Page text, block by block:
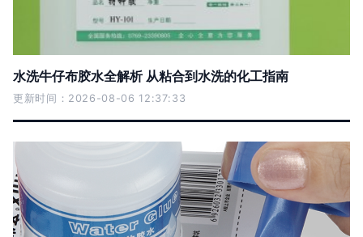
水洗牛仔布胶水全解析 从粘合到水洗的化工指南
更新时间：2026-08-06 12:37:33